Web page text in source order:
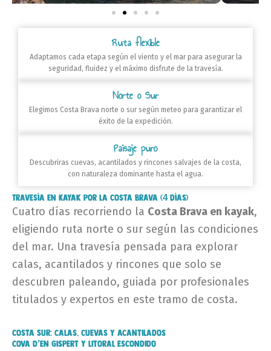
Ruta flexible
Adaptamos cada etapa según el viento y el mar para asegurar la
seguridad, fluidez y el máximo disfrute de la travesía.
Norte o Sur
Elegimos Costa Brava norte o sur según meteo para garantizar el
éxito de la expedición.
Paisaje puro
Descubriras cuevas, acantilados y rincones salvajes de la costa,
con naturaleza dominante hasta el agua.
Travesía en Kayak por la Costa Brava (4 días)
Cuatro días recorriendo la Costa Brava en kayak,
eligiendo ruta norte o sur según las condiciones
del mar. Una travesía pensada para explorar
calas, acantilados y rincones que solo se
descubren paleando, guiada por profesionales
titulados y expertos en este tramo de costa.
Costa Sur: calas, cuevas y acantilados
Cova d’en Gispert y litoral escondido